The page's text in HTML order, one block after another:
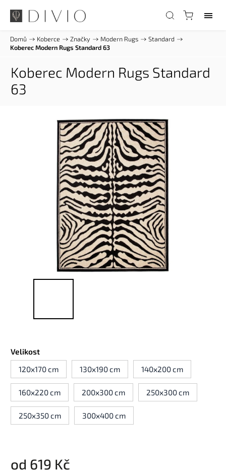
Domů / Koberce / Značky / Modern Rugs / Standard /
Koberec Modern Rugs Standard 63
Koberec Modern Rugs Standard
63
Velikost
120x170 cm
130x190 cm 140x200 cm
160x220 cm 200x300 cm 250x300 cm
250x350 cm 300x400 cm
od 619 Kč